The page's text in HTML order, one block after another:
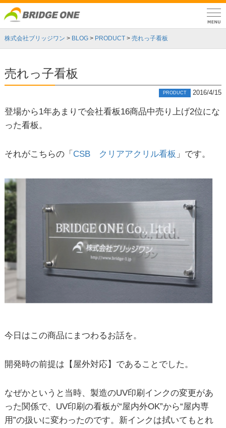
株式会社ブリッジワン > BLOG > PRODUCT > 売れっ子看板
売れっ子看板
PRODUCT 2016/4/15
登場から1年あまりで会社看板16商品中売り上げ2位にな
った看板。
それがこちらの「 CSB クリアアクリル看板 」です。
今日はこの商品にまつわるお話を。
開発時の前提は【屋外対応】であることでした。
なぜかというと当時、製造のUV印刷インクの変更があ
った関係で、 UV印刷の看板が“屋内外OK”から“屋内専
用”の扱いに変わったのです。新インクは拭いてもとれ